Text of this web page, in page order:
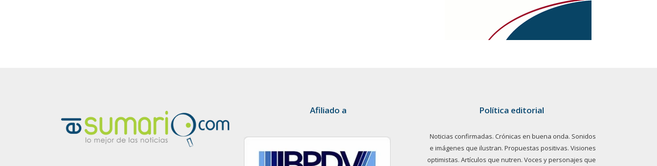
Afiliado a Política editorial
Noticias confirmadas. Crónicas en buena onda. Sonidos
e imágenes que ilustran. Propuestas positivas. Visiones
optimistas. Artículos que nutren. Voces y personajes que